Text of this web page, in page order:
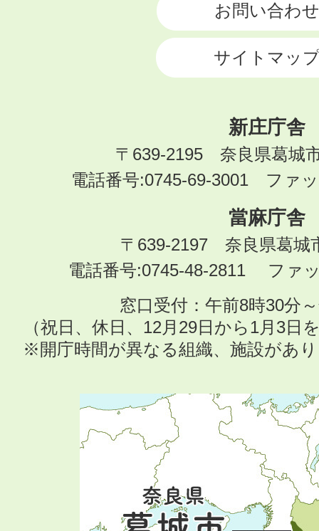
お問い合わせ
サイトマッ
新庄庁舎
〒639-2195 奈良県葛城
電話番号:0745-69-3001 ファ
當麻庁舎
〒639-2197 奈良県葛城
電話番号:0745-48-2811 ファ
窓口受付：午前8時30分
（祝日、休日、12月29日から1月3日
※開庁時間が異なる組織、施設があ